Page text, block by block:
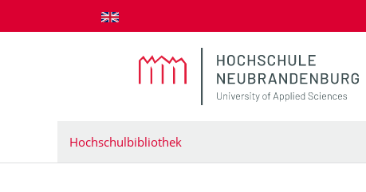
zum Inhalt springen
Hochschulbibliothek